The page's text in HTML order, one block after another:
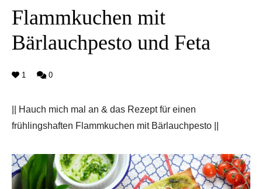
Flammkuchen mit
Bärlauchpesto und Feta
1 0
|| Hauch mich mal an & das Rezept für einen
frühlingshaften Flammkuchen mit Bärlauchpesto ||